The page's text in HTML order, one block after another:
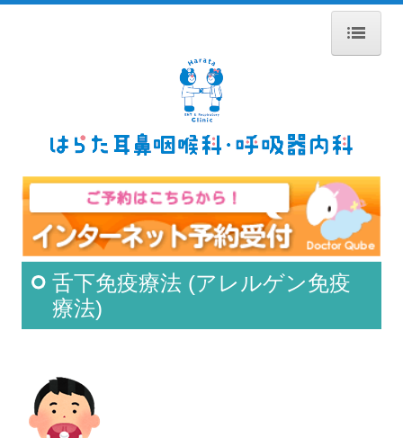
診療のご案内
耳の疾患
鼻の疾患
喉の疾患
アレルギー性鼻炎
ぜんそく
舌下免疫療法 (アレルゲン免疫
療法)